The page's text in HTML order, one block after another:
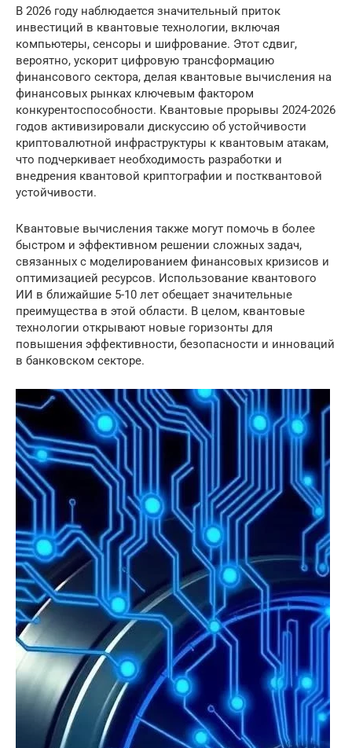
В 2026 году наблюдается значительный приток
инвестиций в квантовые технологии, включая
компьютеры, сенсоры и шифрование. Этот сдвиг,
вероятно, ускорит цифровую трансформацию
финансового сектора, делая квантовые вычисления на
финансовых рынках ключевым фактором
конкурентоспособности. Квантовые прорывы 2024-2026
годов активизировали дискуссию об устойчивости
криптовалютной инфраструктуры к квантовым атакам,
что подчеркивает необходимость разработки и
внедрения квантовой криптографии и постквантовой
устойчивости.
Квантовые вычисления также могут помочь в более
быстром и эффективном решении сложных задач,
связанных с моделированием финансовых кризисов и
оптимизацией ресурсов. Использование квантового
ИИ в ближайшие 5-10 лет обещает значительные
преимущества в этой области. В целом, квантовые
технологии открывают новые горизонты для
повышения эффективности, безопасности и инноваций
в банковском секторе.